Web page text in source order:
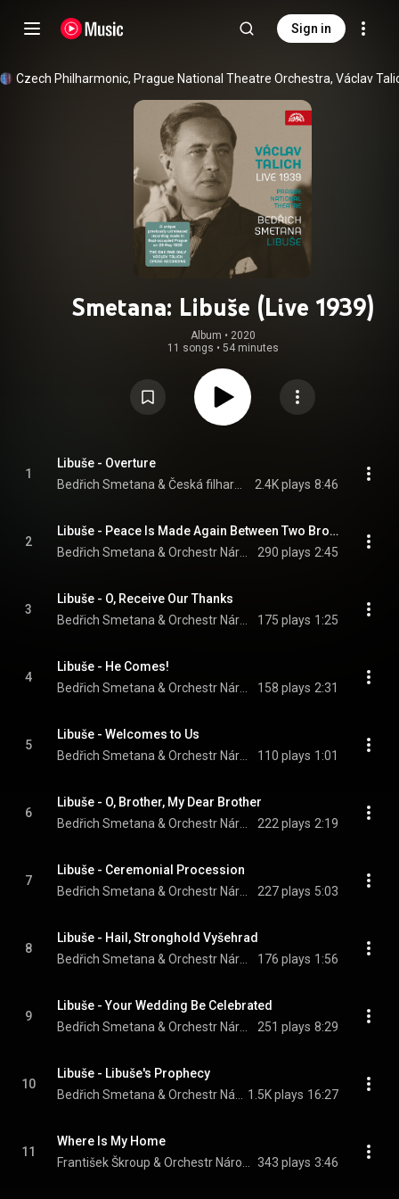
Sign in
Czech Philharmonic, Prague National Theatre Orchestra, Václav
Smetana: Libuše (Live 1939)
Album • 2020
11 songs • 54 minutes
1
Libuše - Overture
2.4K plays 8:46
2
Libuše - Peace Is Made Again Between Two Brothers
290 plays 2:45
3
Libuše - O, Receive Our Thanks
175 plays 1:25
4
Libuše - He Comes!
158 plays 2:31
5
Libuše - Welcomes to Us
110 plays 1:01
6
Libuše - O, Brother, My Dear Brother
222 plays 2:19
7
Libuše - Ceremonial Procession
227 plays 5:03
8
Libuše - Hail, Stronghold Vyšehrad
176 plays 1:56
9
Libuše - Your Wedding Be Celebrated
251 plays 8:29
10
Libuše - Libuše's Prophecy
1.5K plays 16:27
11
Where Is My Home
343 plays 3:46